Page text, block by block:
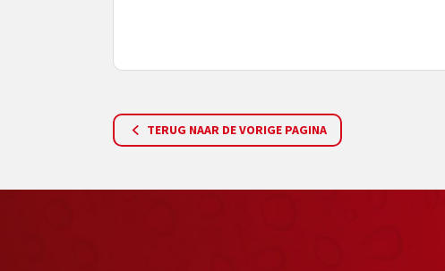
TERUG NAAR DE VORIGE PAGINA